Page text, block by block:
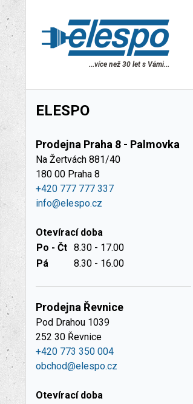
...více než 30 let s Vámi...
ELESPO
Prodejna Praha 8 - Palmovka
Na Žertvách 881/40
180 00 Praha 8
+420 777 777 337
info@elespo.cz
Otevírací doba
Po - Čt 8.30 - 17.00
Pá
8.30 - 16.00
Prodejna Řevnice
Pod Drahou 1039
252 30 Řevnice
+420 773 350 004
obchod@elespo.cz
Otevírací doba